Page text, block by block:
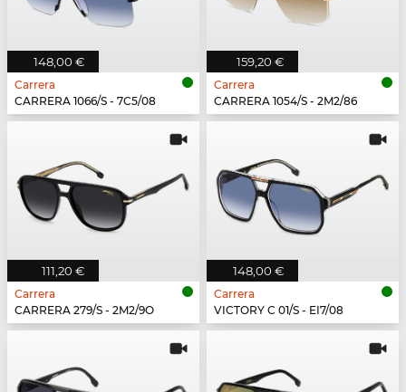
148,00 €
Carrera
CARRERA 1066/S - 7C5/08
159,20 €
Carrera
CARRERA 1054/S - 2M2/86
111,20 €
Carrera
CARRERA 279/S - 2M2/9O
148,00 €
Carrera
VICTORY C 01/S - EI7/08